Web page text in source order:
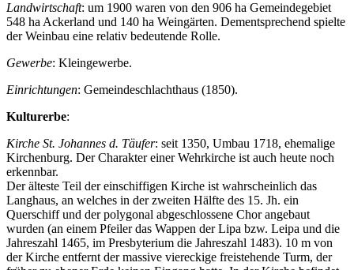
Landwirtschaft: um 1900 waren von den 906 ha Gemeindegebiet
548 ha Ackerland und 140 ha Weingärten. Dementsprechend spielte
der Weinbau eine relativ bedeutende Rolle.
Gewerbe: Kleingewerbe.
Einrichtungen: Gemeindeschlachthaus (1850).
Kulturerbe:
Kirche St. Johannes d. Täufer: seit 1350, Umbau 1718, ehemalige
Kirchenburg. Der Charakter einer Wehrkirche ist auch heute noch
erkennbar.
Der älteste Teil der einschiffigen Kirche ist wahrscheinlich das
Langhaus, an welches in der zweiten Hälfte des 15. Jh. ein
Querschiff und der polygonal abgeschlossene Chor angebaut
wurden (an einem Pfeiler das Wappen der Lipa bzw. Leipa und die
Jahreszahl 1465, im Presbyterium die Jahreszahl 1483). 10 m von
der Kirche entfernt der massive viereckige freistehende Turm, der